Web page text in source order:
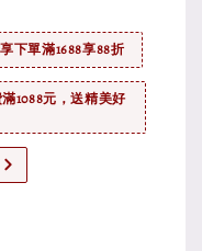
下單滿1688享88折
1088元，送精美好